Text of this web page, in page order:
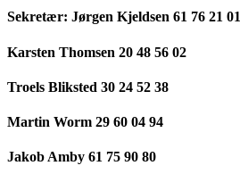
Sekretær: Jørgen Kjeldsen 61 76 21 01
Karsten Thomsen 20 48 56 02
Troels Bliksted 30 24 52 38
Martin Worm 29 60 04 94
Jakob Amby 61 75 90 80